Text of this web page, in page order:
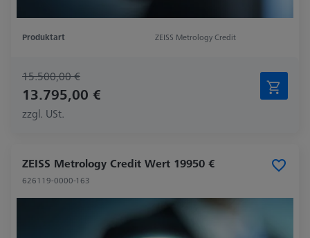
Produktart ZEISS Metrology Credit
15.500,00 €
13.795,00 €
zzgl. USt.
ZEISS Metrology Credit Wert 19950 €
626119-0000-163